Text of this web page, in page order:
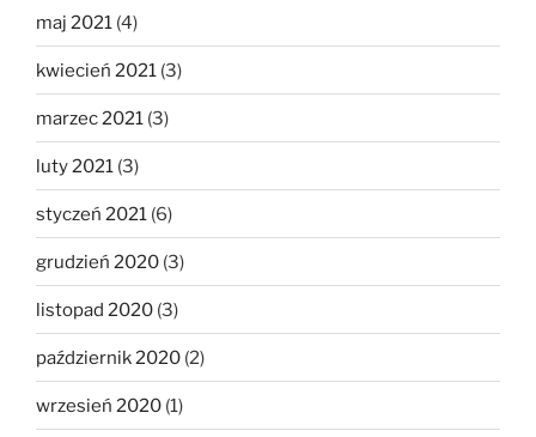
maj 2021 (4)
kwiecień 2021 (3)
marzec 2021 (3)
luty 2021 (3)
styczeń 2021 (6)
grudzień 2020 (3)
listopad 2020 (3)
październik 2020 (2)
wrzesień 2020 (1)